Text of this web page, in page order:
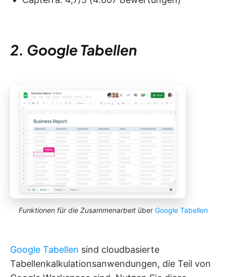
2. Google Tabellen
Funktionen für die Zusammenarbeitüber Google Tabellen
Google Tabellen sind cloudbasierte
Tabellenkalkulationsanwendungen, die Teil von